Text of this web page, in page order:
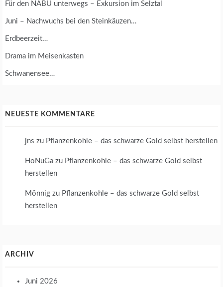
Für den NABU unterwegs – Exkursion im Selztal
Juni – Nachwuchs bei den Steinkäuzen…
Erdbeerzeit…
Drama im Meisenkasten
Schwanensee…
NEUESTE KOMMENTARE
jns zu Pflanzenkohle – das schwarze Gold selbst herstellen
HoNuGa zu Pflanzenkohle – das schwarze Gold selbst
herstellen
Mönnig zu Pflanzenkohle – das schwarze Gold selbst
herstellen
ARCHIV
Juni 2026